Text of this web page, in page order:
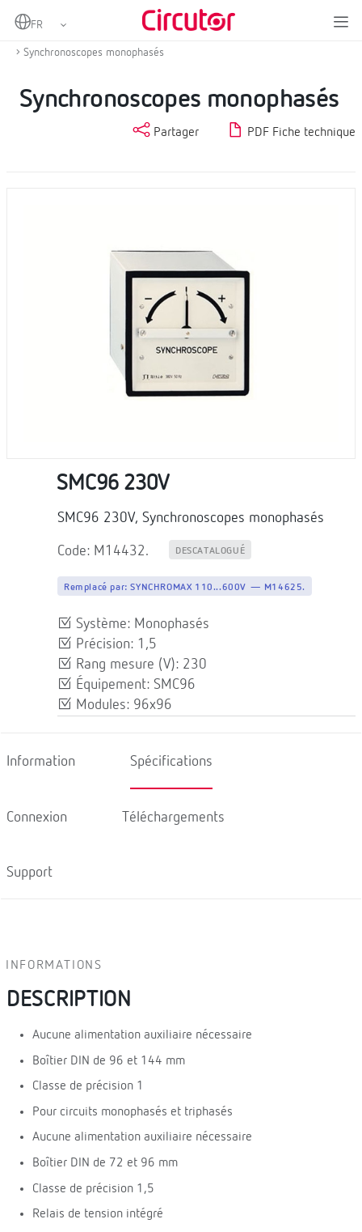
Home
Synchronoscopes monophasés
Synchronoscopes monophasés
Partager PDF Fiche technique
SMC96 230V
SMC96 230V, Synchronoscopes monophasés
Code: M14432. DESCATALOGUÉ
Remplacé par: SYNCHROMAX 110...600V — M14625.
Système: Monophasés
Précision: 1,5
Rang mesure (V): 230
Équipement: SMC96
Modules: 96x96
Information Spécifications
Connexion Téléchargements
Support
INFORMATIONS
DESCRIPTION
Aucune alimentation auxiliaire nécessaire
Boîtier DIN de 96 et 144 mm
Classe de précision 1
Pour circuits monophasés et triphasés
Aucune alimentation auxiliaire nécessaire
Boîtier DIN de 72 et 96 mm
Classe de précision 1,5
Relais de tension intégré